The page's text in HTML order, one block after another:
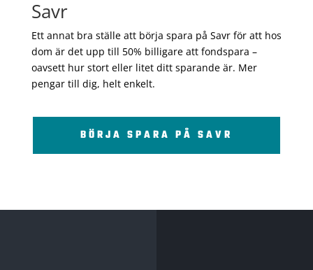
Savr
Ett annat bra ställe att börja spara på Savr för att hos
dom är det upp till 50% billigare att fondspara –
oavsett hur stort eller litet ditt sparande är. Mer
pengar till dig, helt enkelt.
BÖRJA SPARA PÅ SAVR